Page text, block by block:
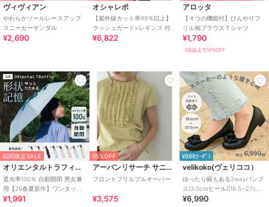
ヴィヴィアン
やわらかソールレースアップ
スニーカーサンダル
¥2,690
オシャレボ
【紫外線カット率99％以上】
ラッシュガード×レギンス 付
き タンキニ
¥6,822
アロッタ
【４つの機能付】ひんやりフ
リル袖ブラウスＴシャツ
¥1,790
3点以上で10%OFF
期間限定SALE
オリエンタルトラフィック
遮光率100％ 自動開閉 男女兼
用【26春夏新作】ワンタッチ
晴雨兼用 折りたたみ傘 /G-
¥1,991
35%OFF
アーバンリサーチ サニーレーベル
フロントフリルプルオーバー
¥3,575
¥888ｸｰﾎﾟﾝ
velikoko(ヴェリココ）
ゆったり幅もある2wayパンプ
ス(3.0cmヒール)[19.5~27cm]
ラクチンきれいシューズ
¥6,990